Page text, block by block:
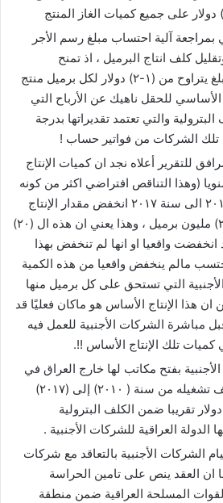
آلية احتساب مبلغ رسم الأجر
كلف انتاج البرميل ، اذ تمنح
الشركات الأجنبية مبلغ يتراوح من (١-٢) دولار لكل برميل منتج
للحقل ناهيك عن الأرباح التي
والتي تعتمد تقديراتها بدرجة
تلك الشركات من فواتير حساب !
للتقرير أعلاه نجد ان كميات الإنتاج
(وهذا التناقص افتراضي اكثر من كونه
واقعيا ) ومنذ سنة ٢٠١٠ الى سنة ٢٠١٧ انخفض مقدار الإنتاج
الأساسي بمقدار (٢٠) مليون برميل ، وهذا يعني ان هذه ال (٢٠)
واقعيا او انها لم تنخفض بهذا
مالم ينخفض واقعيا من هذه الكمية
التي تستحق على كل برميل منها
ان هذا الإنتاج الأساس هو ماكان فعليًا قد
مباشرة الشركات الأجنبية للعمل فيه
تلك الإنتاج الأساس !!.
بفتح مكاتب لها خارج العراق في
دبي وتم ادراج تكاليف تشغيله من سنة ( ٢٠١٠) إلى (٢٠١٧)
مليون دولار تقريبا ضمن الكلف البترولية
الدولة العراقية للشركات الأجنبية .
الشركات الأجنبية بالتعاقد مع شركات
ان العقد ينص على تامين الحراسة
المسلحة العراقية ضمن منطقة